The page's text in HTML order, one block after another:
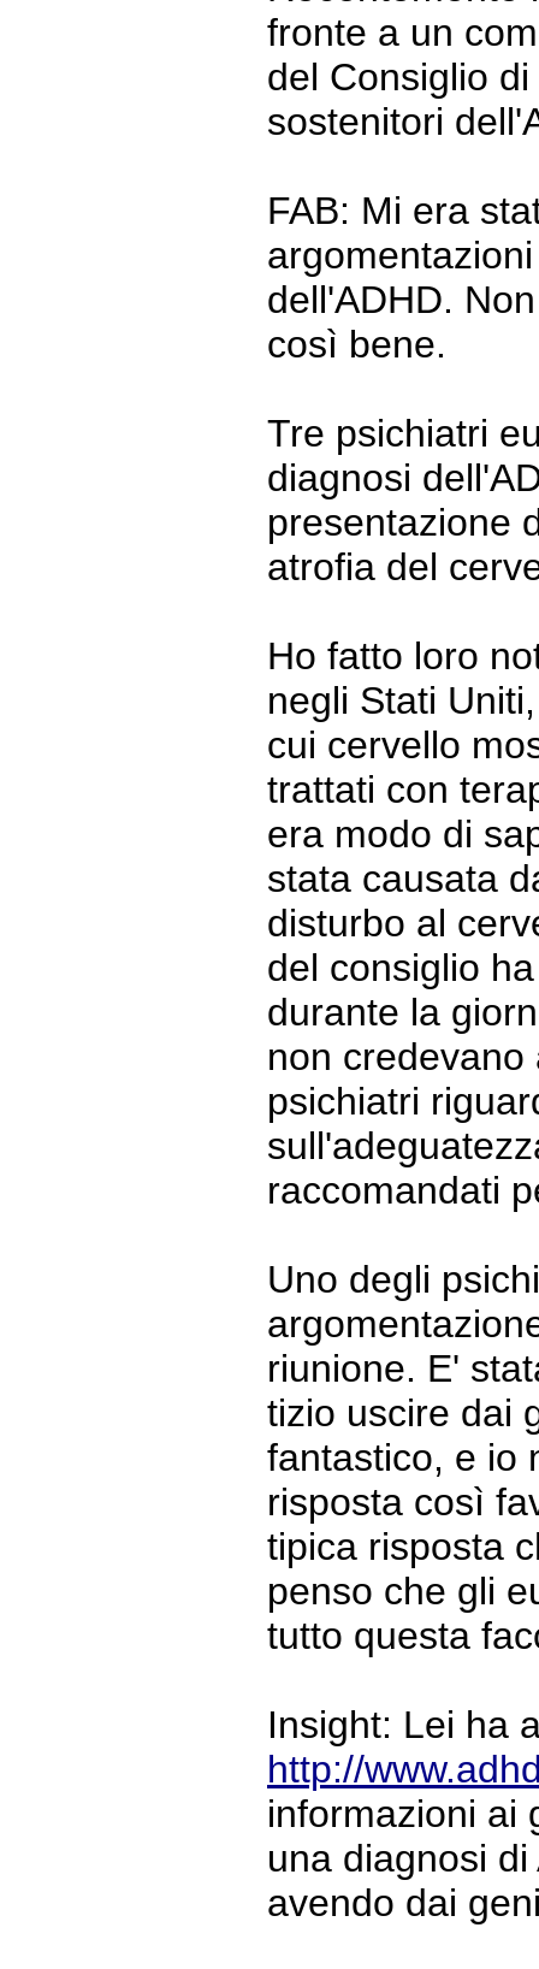
fronte a un
del Consiglio
sostenitori
FAB: Mi era
dell'ADHD.
così bene.
Tre psichiatri
diagnosi
presentazione
atrofia del
Ho fatto loro
negli Stati
cui cervello
trattati con
era modo di
stata causata
disturbo al
del consiglio
durante la
non
psichiatri
raccomandati
Uno degli
riunione. E'
tizio uscire dai
fantastico, e io
risposta così
tipica risposta
penso che gli
tutto questa
Insight: Lei ha
http://
informazioni ai
una diagnosi
avendo dai